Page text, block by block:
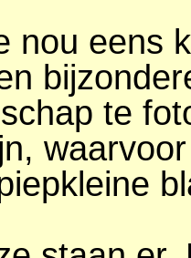
nou eens
te